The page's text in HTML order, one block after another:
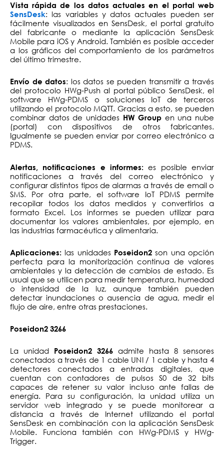
Vista rápida de los datos actuales en el portal web
SensDesk: las variables y datos actuales pueden ser
fácilmente visualizados en SensDesk, el portal gratuito
del fabricante o mediante la aplicación SensDesk
Mobile para iOS y Android. También es posible acceder
a los gráficos del comportamiento de los parámetros
del último trimestre.
Envío de datos: los datos se pueden transmitir a través
del protocolo HWg-Push al portal público SensDesk, el
software HWg-PDMS o soluciones IoT de terceros
utilizando el protocolo MQTT. Gracias a esto, se pueden
combinar datos de unidades HW Group en una nube
(portal) con dispositivos de otros fabricantes.
Igualmente se pueden enviar por correo electrónico a
PDMS.
Alertas, notificaciones e informes:es posible enviar
notificaciones a través del correo electrónico y
configurar distintos tipos de alarmas a través de email o
SMS. Por otra parte, el software IoT PDMS permite
recopilar todos los datos medidos y convertirlos a
formato Excel. Los informes se pueden utilizar para
documentar los valores ambientales, por ejemplo, en
las industrias farmacéutica y alimentaria.
Aplicaciones: las unidades Poseidon2son una opción
perfecta para la monitorización continua de valores
ambientales y la detección de cambios de estado. Es
usual que se utilicen para medir temperatura, humedad
o intensidad de la luz, aunque también pueden
detectar inundaciones o ausencia de agua, medir el
flujo de aire, entre otras prestaciones.
Poseidon2 3266
La unidad Poseidon2 3266 admite hasta 8 sensores
conectados a través de 1 cable UNI / 1 cable y hasta 4
detectores conectados a entradas digitales, que
cuentan con contadores de pulsos S0 de 32 bits
capaces de retener su valor incluso ante fallas de
energía. Para su configuración, la unidad utiliza un
servidor web integrado y se puede monitorear a
distancia a través de Internet utilizando el portal
SensDesk en combinación con la aplicación SensDesk
Mobile. Funciona también con HWg-PDMS y HWg-
Trigger.